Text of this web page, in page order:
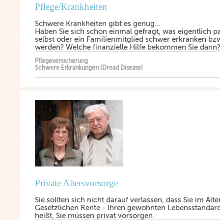
Pflege/Krankheiten
Schwere Krankheiten gibt es genug...
Haben Sie sich schon einmal gefragt, was eigentlich
selbst oder ein Familienmitglied schwer erkranken
werden? Welche finanzielle Hilfe bekommen Sie dann?
Pflegeversicherung
Schwere Erkrankungen (Dread Disease)
Private Altersvorsorge
Sie sollten sich nicht darauf verlassen, dass Sie im
Gesetzlichen Rente - Ihren gewohnten
heißt, Sie müssen privat vorsorgen.